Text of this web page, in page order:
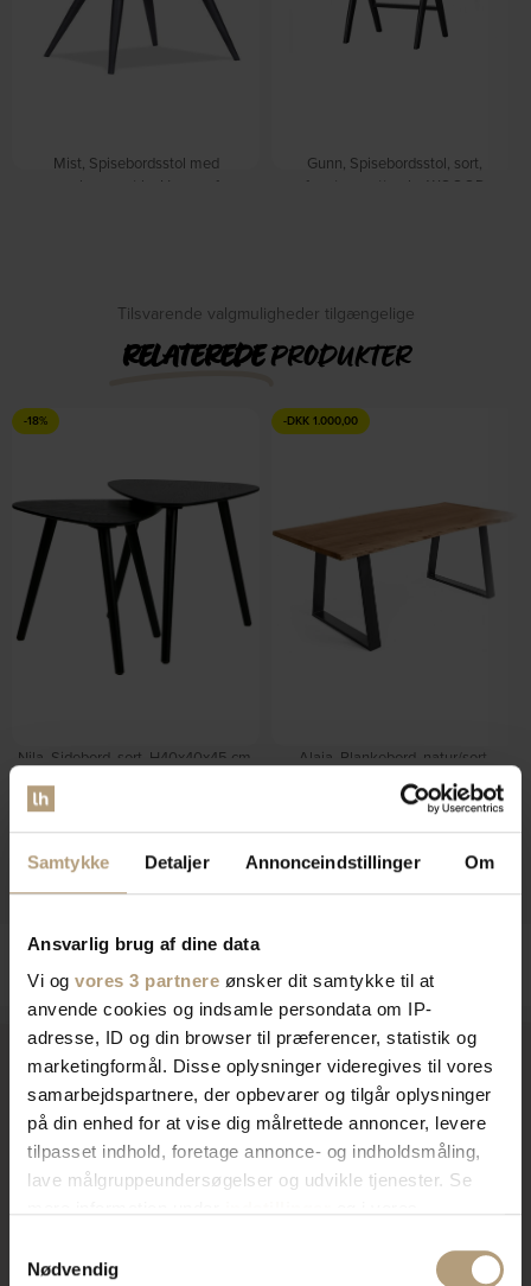
Samtykke Detaljer Annonceindstillinger Om
Ansvarlig brug af dine data
Vi og vores 3 partnere ønsker dit samtykke til at
anvende cookies og indsamle persondata om IP-
adresse, ID og din browser til præferencer, statistik og
marketingformål. Disse oplysninger videregives til vores
samarbejdspartnere, der opbevarer og tilgår oplysninger
på din enhed for at vise dig målrettede annoncer, levere
tilpasset indhold, foretage annonce- og indholdsmåling,
lave målgruppeundersøgelser og udvikle tjenester. Se
tilbage eller ændre indstillinger fra vores
Nødvendig
Mist, Spisebordsstol med
armlæn, sort by House of
Gunn, Spisebordsstol, sort,
fyrretræ, rattan by WOOOD
Tilsvarende valgmuligheder tilgængelige
RELATEREDEPRODUKTER
-18%
Nila, Sidebord, sort, H40x40x45 cm,
-DKK 1.000,00
Alaia, Plankebord, natur/sort,
H76x200x95 cm, massivt træ by
Kave Home
DKK6.549,00 DKK5.549,00
Vi erspecialisterindenfor
indretning af private hjem og